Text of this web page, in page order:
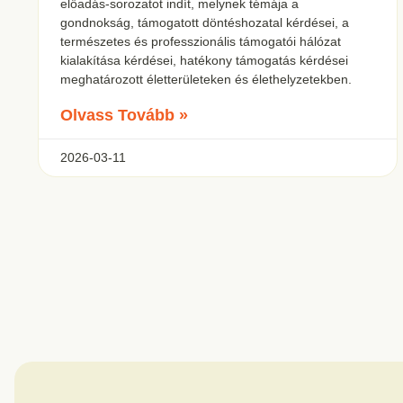
előadás-sorozatot indít, melynek témája a
gondnokság, támogatott döntéshozatal kérdései, a
természetes és professzionális támogatói hálózat
kialakítása kérdései, hatékony támogatás kérdései
meghatározott életterületeken és élethelyzetekben.
Olvass Tovább »
2026-03-11